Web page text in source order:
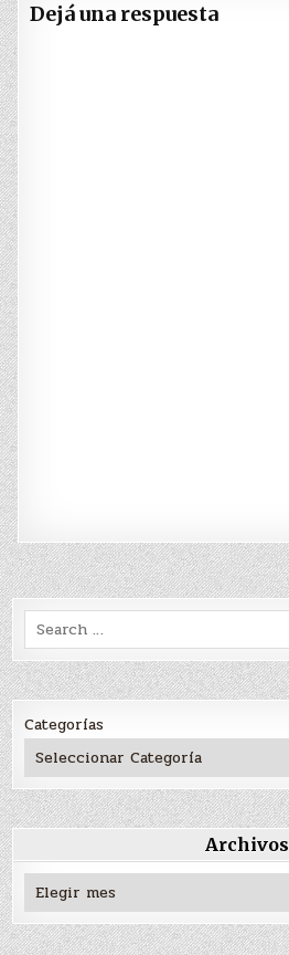
Dejá una respuesta
Search
for:
Categorías
Archivos
Archivos